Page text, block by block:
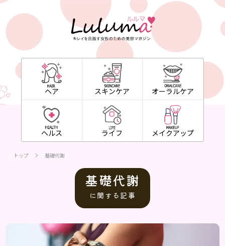
ヘア スキンケア オーラルケア
ヘルス ライフ メイクアップ
トップ 基礎代謝
基礎代謝
に関する記事